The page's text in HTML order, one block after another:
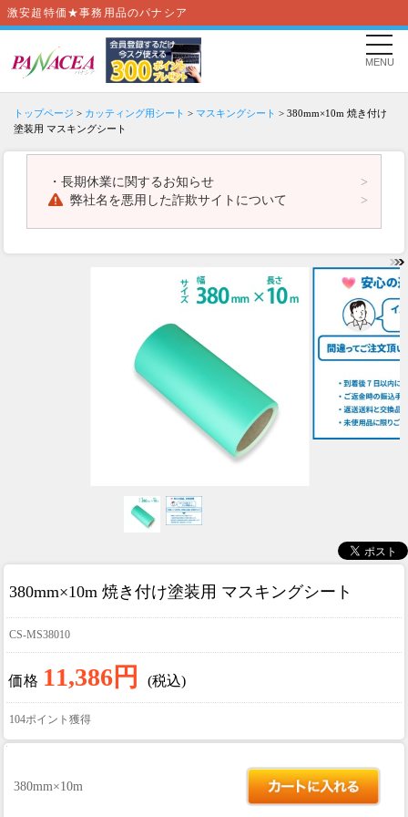
激安超特価★事務用品のパナシア
MENU
トップページ > カッティング用シート > マスキングシート > 380mm×10m 焼き付け
塗装用 マスキングシート
・ 長期休業に関するお知らせ
弊社名を悪用した詐欺サイトについて
380mm×10m 焼き付け塗装用 マスキングシート
CS-MS38010
価格 11,386円 (税込)
104ポイント獲得
380mm×10m